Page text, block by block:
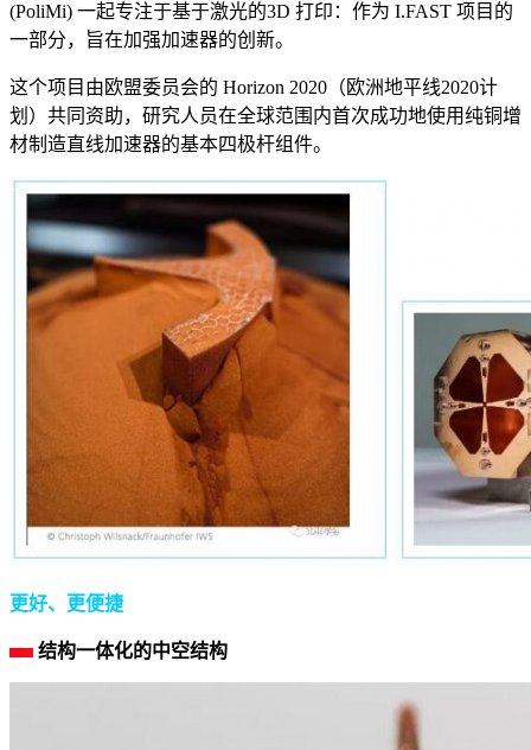
(PoliMi) 一起专注于基于激光的3D 打印：作为 I.FAST 项目的
一部分，旨在加强加速器的创新。
这个项目由欧盟委员会的 Horizon 2020（欧洲地平线2020计
划）共同资助，研究人员在全球范围内首次成功地使用纯铜增
材制造直线加速器的基本四极杆组件。
更好、更便捷
结构一体化的中空结构